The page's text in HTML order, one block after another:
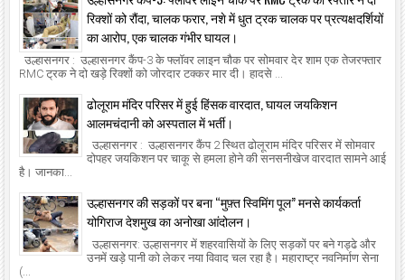
रिक्शों को रौंदा, चालक फरार, नशे में धुत ट्रक चालक पर प्रत्यक्षदर्शियों
का आरोप, एक चालक गंभीर घायल।
उल्हासनगर : उल्हासनगर कैंप-3 के फ्लॉवर लाइन चौक पर सोमवार देर शाम एक तेजरफ्तार
RMC ट्रक ने दो खड़े रिक्शों को जोरदार टक्कर मार दी। हादसे ...
ढोलूराम मंदिर परिसर में हुई हिंसक वारदात, घायल जयकिशन
आलमचंदानी को अस्पताल में भर्ती।
उल्हासनगर : उल्हासनगर कैंप 2 स्थित ढोलूराम मंदिर परिसर में सोमवार
दोपहर जयकिशन पर चाकू से हमला होने की सनसनीखेज वारदात सामने आई
है। जानका...
उल्हासनगर की सड़कों पर बना “मुफ़्त स्विमिंग पूल” मनसे कार्यकर्ता
योगिराज देशमुख का अनोखा आंदोलन।
उल्हासनगर: उल्हासनगर में शहरवासियों के लिए सड़कों पर बने गड्ढे और
उनमें खड़े पानी को लेकर नया विवाद चल रहा है। महाराष्ट्र नवनिर्माण सेना
(...